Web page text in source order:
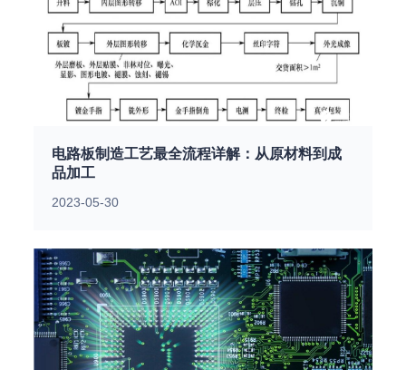
电路板制造工艺最全流程详解：从原材料到成
品加工
2023-05-30